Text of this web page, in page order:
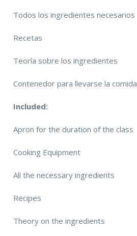
Todos los ingredientes necesarios
Recetas
Teoría sobre los ingredientes
Contenedor para llevarse la comida
Included:
Apron for the duration of the class
Cooking Equipment
All the necessary ingredients
Recipes
Theory on the ingredients